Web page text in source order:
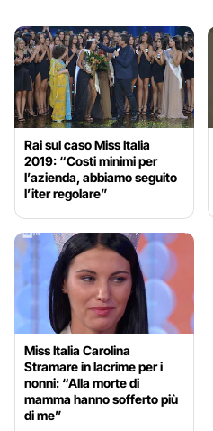
Rai sul caso Miss Italia
2019: “Costi minimi per
l’azienda, abbiamo seguito
l’iter regolare”
Miss Italia Carolina
Stramare in lacrime per i
nonni: “Alla morte di
mamma hanno sofferto più
di me”